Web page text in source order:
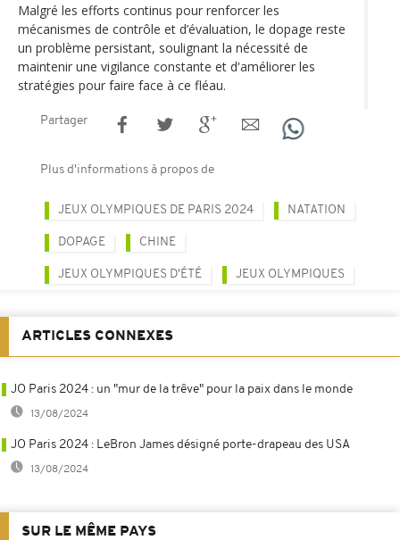
Malgré les efforts continus pour renforcer les
mécanismes de contrôle et d’évaluation, le dopage reste
un problème persistant, soulignant la nécessité de
maintenir une vigilance constante et d'améliorer les
stratégies pour faire face à ce fléau.
Partager
Plus d'informations à propos de
JEUX OLYMPIQUES DE PARIS 2024 NATATION
DOPAGE CHINE
JEUX OLYMPIQUES D'ÉTÉ JEUX OLYMPIQUES
ARTICLES CONNEXES
JO Paris 2024 : un "mur de la trêve" pour la paix dans le monde
13/08/2024
JO Paris 2024 : LeBron James désigné porte-drapeau des USA
13/08/2024
SUR LE MÊME PAYS